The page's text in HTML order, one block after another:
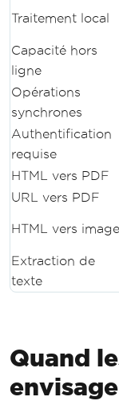
Traitement local
Capacité hors
ligne
Opérations
synchrones
Authentification
requise
HTML vers PDF
URL vers PDF
HTML vers image
Extraction de
texte
Quand